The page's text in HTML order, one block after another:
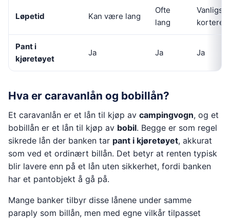
Løpetid Kan være lang
Ofte
lang
Vanligst
kortere
Pant i
kjøretøyet
Ja Ja Ja
Hva er caravanlån og bobillån?
Et caravanlån er et lån til kjøp av campingvogn, og et
bobillån er et lån til kjøp av bobil. Begge er som regel
sikrede lån der banken tar pant i kjøretøyet, akkurat
som ved et ordinært billån. Det betyr at renten typisk
blir lavere enn på et lån uten sikkerhet, fordi banken
har et pantobjekt å gå på.
Mange banker tilbyr disse lånene under samme
paraply som billån, men med egne vilkår tilpasset